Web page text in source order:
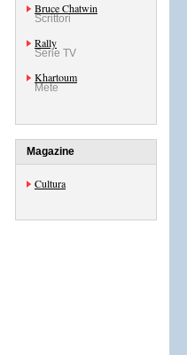
Bruce Chatwin
Scrittori
Rally
Serie TV
Khartoum
Mete
Magazine
Cultura